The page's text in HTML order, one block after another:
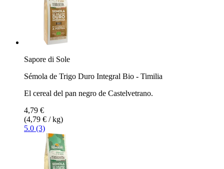
Sapore di Sole
Sémola de Trigo Duro Integral Bio - Timilia
El cereal del pan negro de Castelvetrano.
4,79 €
(4,79 € / kg)
5.0 (3)